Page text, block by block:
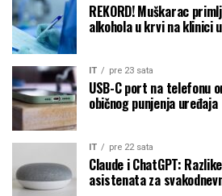
REKORD! Muškarac
alkohola u krvi na klinici
IT pre 23 sata
USB-C port na telefonu
običnog punjenja uređaja
IT pre 22 sata
Claude i ChatGPT:
asistenata za